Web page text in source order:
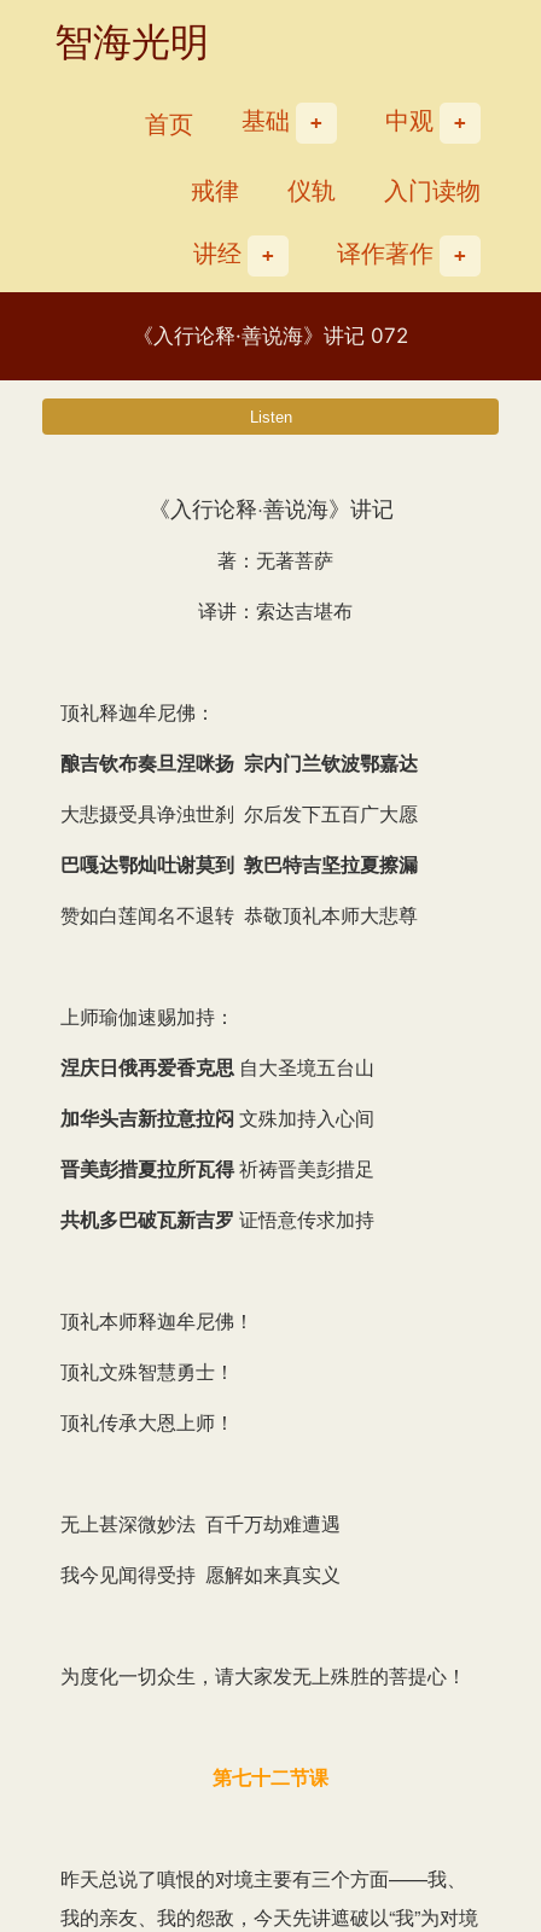
智海光明
首页 基础
中观
戒律
仪轨
入门读物
讲经
译作著作
《入行论释·善说海》讲记 072
《入行论释·善说海》讲记
著：无著菩萨
译讲：索达吉堪布
顶礼释迦牟尼佛：
酿吉钦布奏旦涅咪扬 宗内门兰钦波鄂嘉达
大悲摄受具诤浊世刹 尔后发下五百广大愿
巴嘎达鄂灿吐谢莫到 敦巴特吉坚拉夏擦漏
赞如白莲闻名不退转 恭敬顶礼本师大悲尊
上师瑜伽速赐加持：
涅庆日俄再爱香克思 自大圣境五台山
加华头吉新拉意拉闷 文殊加持入心间
晋美彭措夏拉所瓦得祈祷晋美彭措足
共机多巴破瓦新吉罗 证悟意传求加持
顶礼本师释迦牟尼佛！
顶礼文殊智慧勇士！
顶礼传承大恩上师！
无上甚深微妙法 百千万劫难遭遇
我今见闻得受持 愿解如来真实义
为度化一切众生，请大家发无上殊胜的菩提心！
第七十二节课
昨天总说了嗔恨的对境主要有三个方面——我、
我的亲友、我的怨敌，今天先讲遮破以“我”为对境